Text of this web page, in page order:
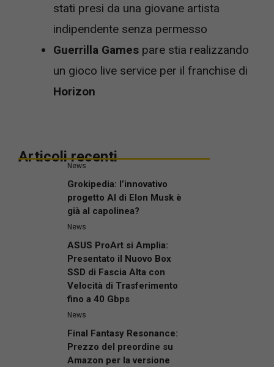
stati presi da una giovane artista
indipendente senza permesso
Guerrilla Games pare stia realizzando
un gioco live service per il franchise di
Horizon
Articoli recenti
News
Grokipedia: l’innovativo
progetto AI di Elon Musk è
già al capolinea?
News
ASUS ProArt si Amplia:
Presentato il Nuovo Box
SSD di Fascia Alta con
Velocità di Trasferimento
fino a 40 Gbps
News
Final Fantasy Resonance:
Prezzo del preordine su
Amazon per la versione